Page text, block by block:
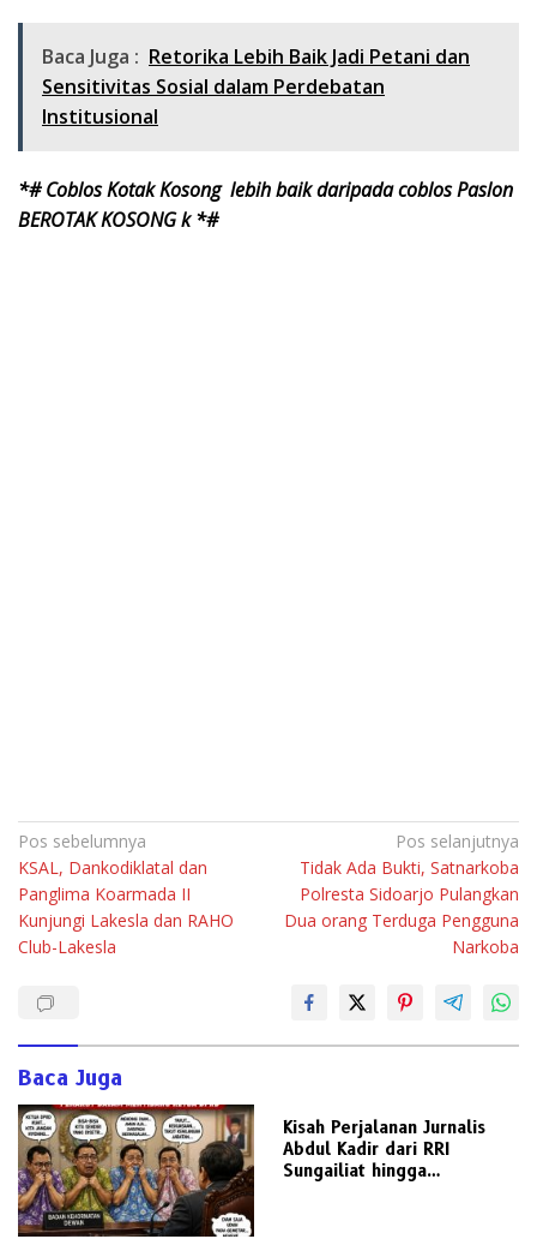
Baca Juga : Retorika Lebih Baik Jadi Petani dan
Sensitivitas Sosial dalam Perdebatan
Institusional
*# Coblos Kotak Kosong lebih baik daripada coblos Paslon
BEROTAK KOSONG k *#
Navigasi
pos
Pos sebelumnya
KSAL, Dankodiklatal dan
Panglima Koarmada II
Kunjungi Lakesla dan RAHO
Club-Lakesla
Pos selanjutnya
Tidak Ada Bukti, Satnarkoba
Polresta Sidoarjo Pulangkan
Dua orang Terduga Pengguna
Narkoba
Baca Juga
Kisah Perjalanan Jurnalis
Abdul Kadir dari RRI
Sungailiat hingga